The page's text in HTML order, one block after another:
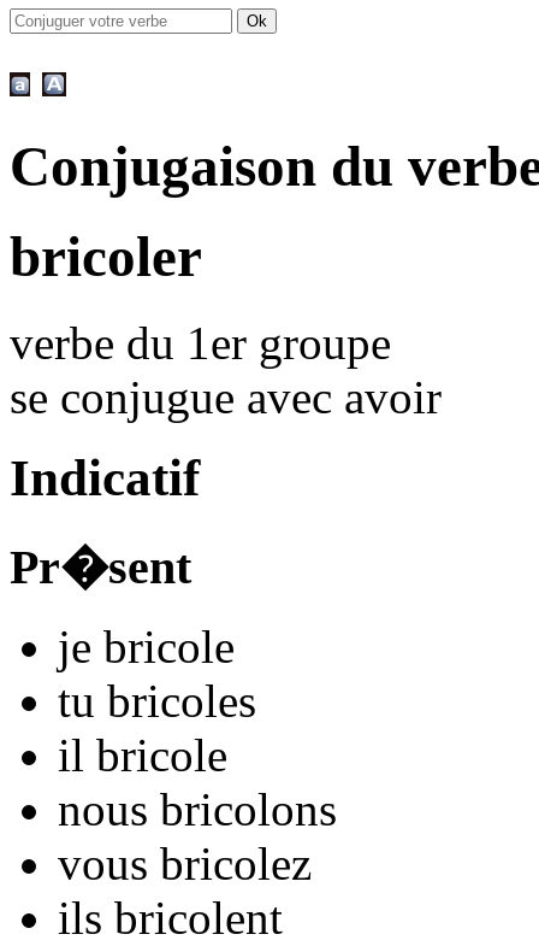
Conjugaison du
bricoler
verbe du 1er groupe
se conjugue avec avoir
Indicatif
Pr�sent
je bricole
tu bricoles
il bricole
nous bricolons
vous bricolez
ils bricolent